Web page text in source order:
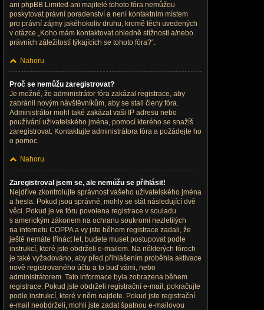
ani phpBB Limited ani majitelé tohoto fóra nemůžou
poskytovat právní poradenství a není kontaktním místem
pro právní zájmy jakéhokoliv druhu, kromě těch uvedených
v otázce „Koho mám kontaktovat ohledně stížnosti a/nebo
právních záležitostí týkajících se tohoto fóra?“.
Nahoru
Proč se nemůžu zaregistrovat?
Je možné, že administrátor fóra zakázal registrace, aby
zabránil novým návštěvníkům, aby se stali členy fóra.
Administrátor mohl také zakázat vaši IP adresu nebo
používání uživatelského jména, pomocí kterého se snažíš
zaregistrovat. Kontaktujte administrátora fóra a požádejte ho
o pomoc.
Nahoru
Zaregistroval jsem se, ale nemůžu se přihlásit!
Nejdříve zkontrolujte správnost vašeho uživatelského jména
a hesla. Pokud jsou správné, mohly se stát následující dvě
věci. Pokud je ve fóru povolena registrace v souladu
s americkým zákonem na ochranu soukromí nezletilých
na internetu COPPA a vy jste během registrace zadali, že
ještě nemáte třináct let, budete muset postupovat podle
instrukcí, které jste obdrželi e-mailem. Na některých fórech
je také vyžadováno, aby před přihlášením proběhla aktivace
nově registrovaného účtu a to buď vámi, nebo
administrátorem. Tato informace byla zobrazena během
registrace. Pokud jste obdrželi registrační e-mail, pokračujte
podle instrukcí, které v něm najdete. Pokud jste registrační
e-mail neobdrželi, mohli jste zadat špatnou e-mailovou